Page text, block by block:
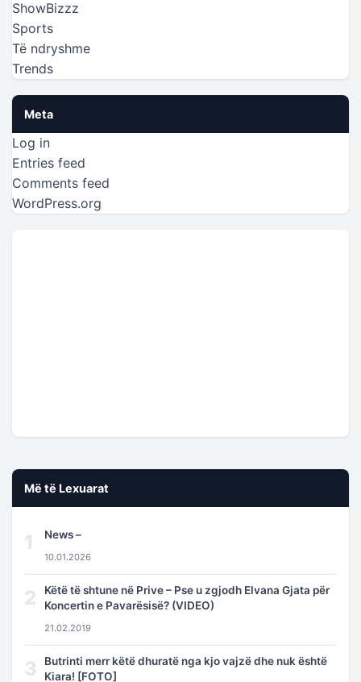
ShowBizzz
Sports
Të ndryshme
Trends
Meta
Log in
Entries feed
Comments feed
WordPress.org
Më të Lexuarat
1 News –
10.01.2026
2
Këtë të shtune në Prive – Pse u zgjodh Elvana Gjata për
Koncertin e Pavarësisë? (VIDEO)
21.02.2019
3
Butrinti merr këtë dhuratë nga kjo vajzë dhe nuk është
Kiara! [FOTO]